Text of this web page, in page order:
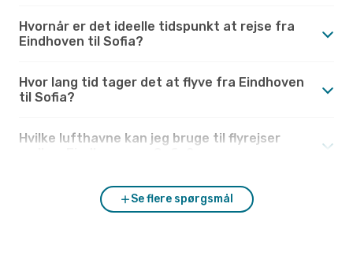
Hvornår er det ideelle tidspunkt at rejse fra
Eindhoven til Sofia?
Hvor lang tid tager det at flyve fra Eindhoven
til Sofia?
Hvilke lufthavne kan jeg bruge til flyrejser
Se flere spørgsmål